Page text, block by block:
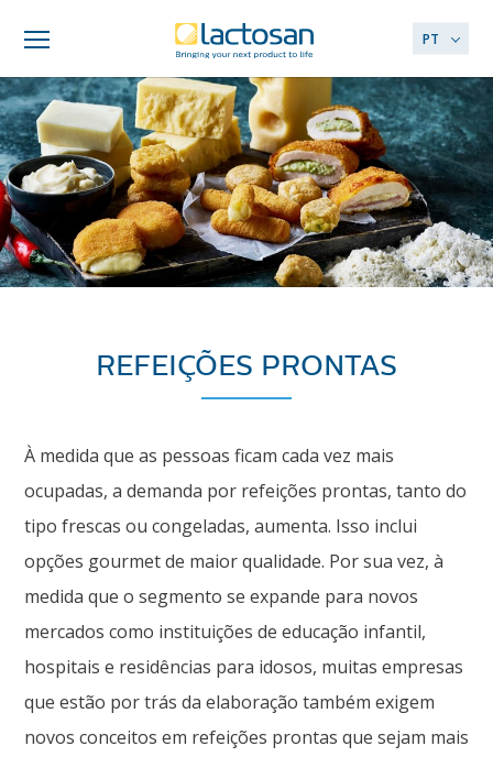
PT
REFEIÇÕES PRONTAS
À medida que as pessoas ficam cada vez mais
ocupadas, a demanda por refeições prontas, tanto do
tipo frescas ou congeladas, aumenta. Isso inclui
opções gourmet de maior qualidade. Por sua vez, à
medida que o segmento se expande para novos
mercados como instituições de educação infantil,
hospitais e residências para idosos, muitas empresas
que estão por trás da elaboração também exigem
novos conceitos em refeições prontas que sejam mais